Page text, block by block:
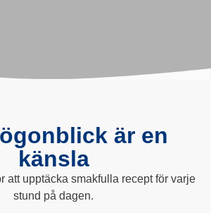
är en
känsla
att upptäcka smakfulla recept för varje
stund på dagen.